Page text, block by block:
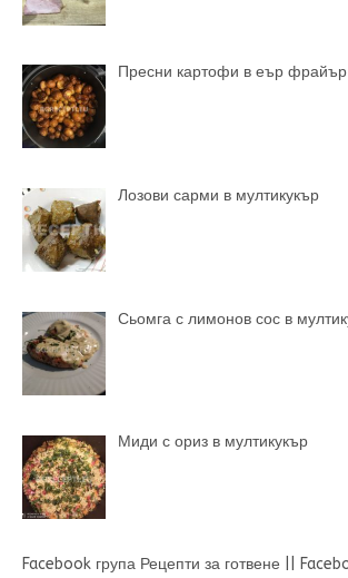
Пресни картофи в еър фрайър
Лозови сарми в мултикукър
Сьомга с лимонов сос в
Миди с ориз в мултикукър
Facebook група Рецепти за готвене